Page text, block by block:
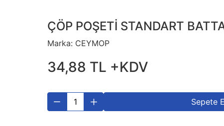
ÇÖP POŞETİ STANDART
Marka: CEYMOP
34,88 TL +KDV
Sepete